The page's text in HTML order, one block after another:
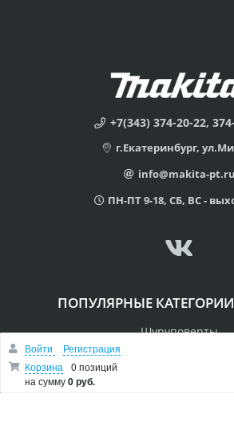
+7(343) 374-20-22,
г.Екатеринбург,
info@makita-pt.ru
ПН-ПТ 9-18, СБ, ВС -
ПОПУЛЯРНЫЕ
Шуруповерты
Войти
Регистрация
Корзина
0 позиций
на сумму0 руб.